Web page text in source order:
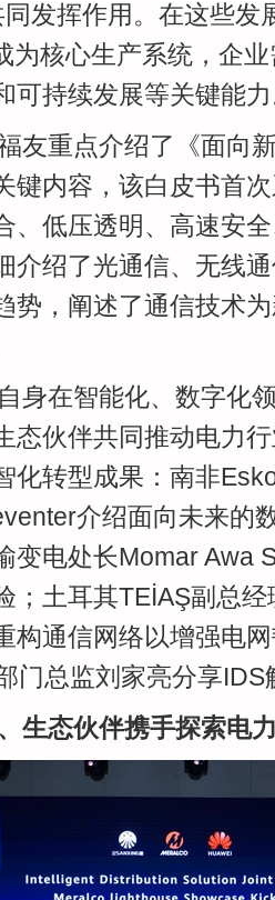
发挥作用。在这些发
为核心生产系统，企
可持续发展等关键能
友重点介绍了《面向
键内容，该白皮书首
、低压透明、高速安
介绍了光通信、无线
势，阐述了通信技术
身在智能化、数字化
态伙伴共同推动电力
化转型成果：南非
介绍面向未来的
变电处长Momar Awa
；土耳其TEİAŞ副总
构通信网络以增强电
门总监刘家亮分享
生态伙伴携手探索电